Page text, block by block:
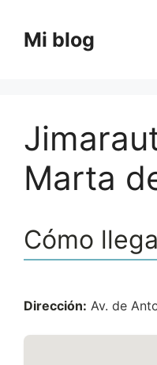
contenido
Mi blog
Marta
Cómo
Dirección: Av. de